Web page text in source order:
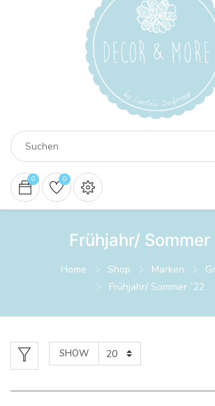
0 0
Frühjahr/
Home Shop Marken
Frühjahr/ Sommer `22
SHOW